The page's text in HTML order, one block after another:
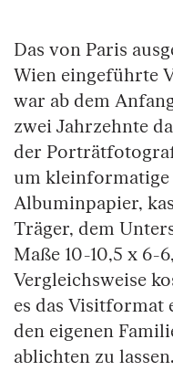
Das von Paris
Wien eingeführte
war ab dem
zwei Jahrzehnte
der
um kleinformatige
Albuminpapier,
Träger, dem
Maße 10-10,5 x 6-
Vergleichsweise
es das Visitformat
den eigenen
ablichten zu